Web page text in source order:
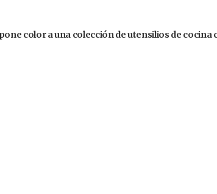
color a una colección de utensilios de cocina